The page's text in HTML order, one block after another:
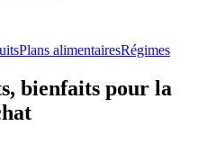
Plans alimentairesRégimes
bienfaits pour la